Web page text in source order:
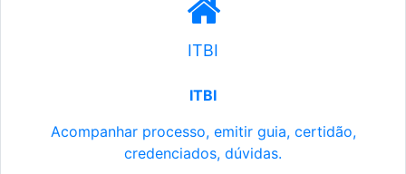
ITBI
ITBI
Acompanhar processo, emitir guia, certidão,
credenciados, dúvidas.